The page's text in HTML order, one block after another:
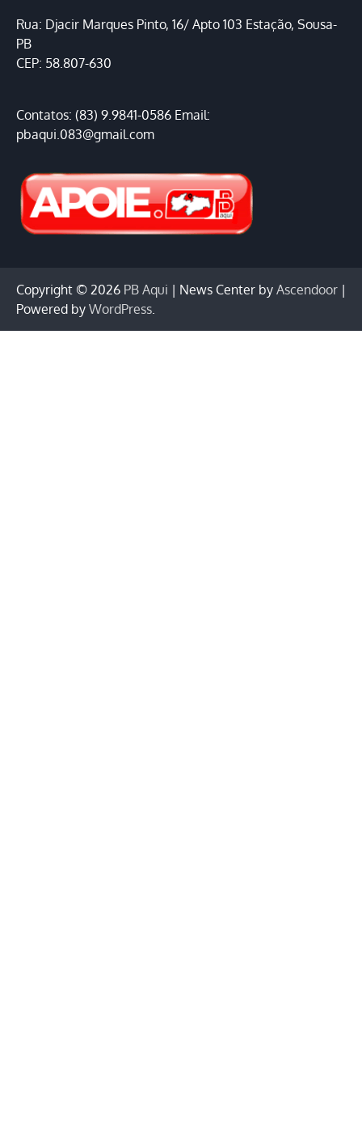
Rua: Djacir Marques Pinto, 16/ Apto 103 Estação, Sousa-
PB
CEP: 58.807-630
Contatos: (83) 9.9841-0586 Email:
pbaqui.083@gmail.com
Copyright © 2026 PB Aqui | News Center by Ascendoor |
Powered by WordPress.